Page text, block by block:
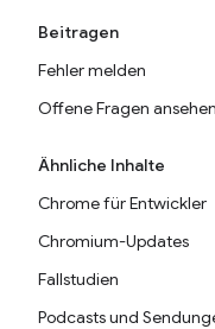
Beitragen
Fehler melden
Offene Fragen ansehen
Ähnliche Inhalte
Chrome für Entwickler
Chromium-Updates
Fallstudien
Podcasts und